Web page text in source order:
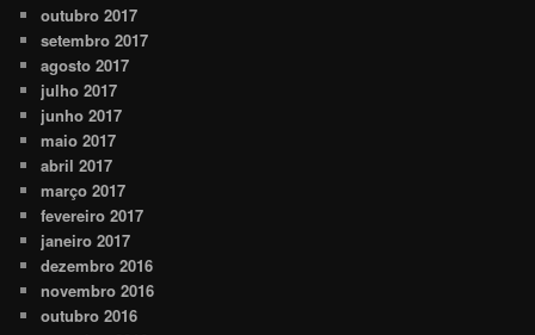
outubro 2017
setembro 2017
agosto 2017
julho 2017
junho 2017
maio 2017
abril 2017
março 2017
fevereiro 2017
janeiro 2017
dezembro 2016
novembro 2016
outubro 2016